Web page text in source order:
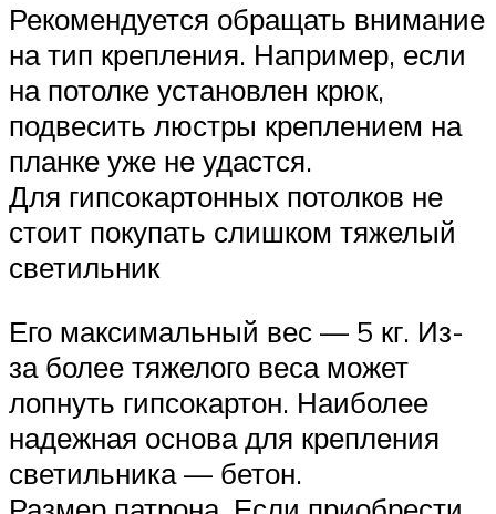
Рекомендуется обращать внимание
на тип крепления. Например, если
на потолке установлен крюк,
подвесить люстры креплением на
планке уже не удастся.
Для гипсокартонных потолков не
стоит покупать слишком тяжелый
светильник
Его максимальный вес — 5 кг. Из-
за более тяжелого веса может
лопнуть гипсокартон. Наиболее
надежная основа для крепления
светильника — бетон.